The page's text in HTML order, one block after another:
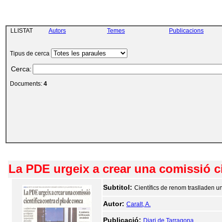
LLISTAT Autors Temes Publicacions
Tipus de cerca
Cerca:
Documents: 4
La PDE urgeix a crear una comissió
Subtitol: Científics de renom traslladen
Autor: Caralt, A.
Publicació: Diari de Tarragona